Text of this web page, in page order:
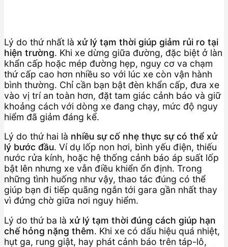
Lý do thứ nhất là xử lý tạm thời giúp giảm rủi ro tại
hiện trường. Khi xe dừng giữa đường, đặc biệt ở làn
khẩn cấp hoặc mép đường hẹp, nguy cơ va chạm
thứ cấp cao hơn nhiều so với lúc xe còn vận hành
bình thường. Chỉ cần bạn bật đèn khẩn cấp, đưa xe
vào vị trí an toàn hơn, đặt tam giác cảnh báo và giữ
khoảng cách với dòng xe đang chạy, mức độ nguy
hiểm đã giảm đáng kể.
Lý do thứ hai là nhiều sự cố nhẹ thực sự có thể xử
lý bước đầu. Ví dụ lốp non hơi, bình yếu điện, thiếu
nước rửa kính, hoặc hệ thống cảnh báo áp suất lốp
bật lên nhưng xe vẫn điều khiển ổn định. Trong
những tình huống như vậy, thao tác đúng có thể
giúp bạn đi tiếp quãng ngắn tới gara gần nhất thay
vì đứng chờ giữa nơi nguy hiểm.
Lý do thứ ba là xử lý tạm thời đúng cách giúp hạn
chế hỏng nặng thêm. Khi xe có dấu hiệu quá nhiệt,
hụt ga, rung giật, hay phát cảnh báo trên táp-lô,